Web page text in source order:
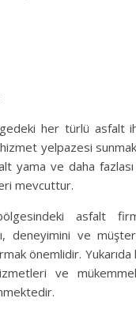
her türlü asfalt
yelpazesi
yama ve daha
mevcuttur.
asfalt
deneyimini ve
önemlidir.
ve